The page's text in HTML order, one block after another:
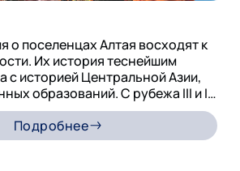
о поселенцах Алтая восходят к
Их история теснейшим
с историей Центральной Азии,
образований. С рубежа III и II
I в. н. э. они находились в
господства гуннов,
степях Северной Монголии
Подробнее